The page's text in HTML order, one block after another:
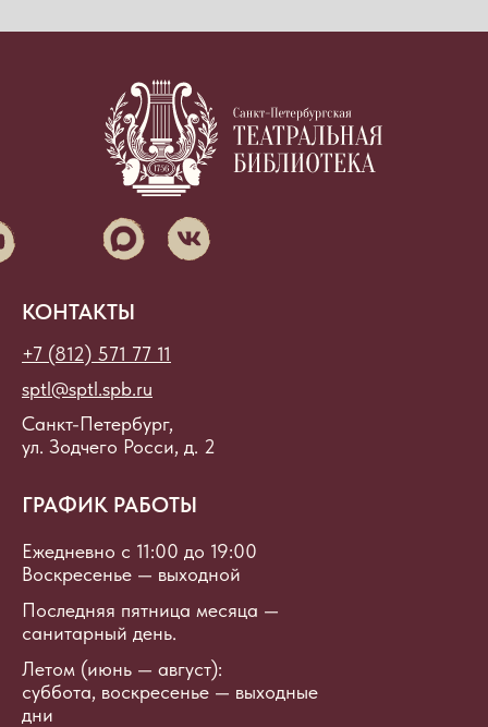
+7 (812) 571 77 11
sptl@sptl.spb.ru
Санкт-Петербург,
ул. Зодчего Росси, д. 2
КОНТАКТЫ
ГРАФИК РАБОТЫ
Ежедневно с 11:00 до 19:00
Воскресенье — выходной
Последняя пятница месяца —
санитарный день.
Летом (июнь — август):
суббота, воскресенье — выходные
дни